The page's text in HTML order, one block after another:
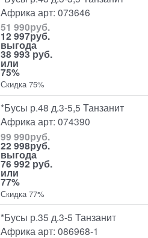
Африка арт: 073646
51 990руб.
12 997руб.
выгода
38 993 руб.
или
75%
Скидка 75%
*Бусы р.48 д.3-5,5 Танзанит
Африка арт: 074390
99 990руб.
22 998руб.
выгода
76 992 руб.
или
77%
Скидка 77%
*Бусы р.35 д.3-5 Танзанит
Африка арт: 086968-1